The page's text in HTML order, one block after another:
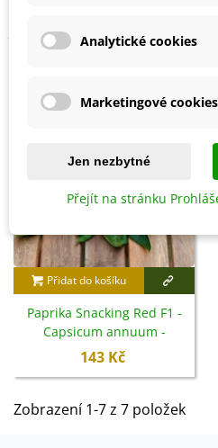
Přidat do košíku
Paprika Snacking Red F1 -
Capsicum annuum -
semena - 5 ks
143 Kč
Zobrazení 1-7 z 7 položek
Analytické cookies
Marketingové cookies
Jen nezbytné
Přejít na stránku